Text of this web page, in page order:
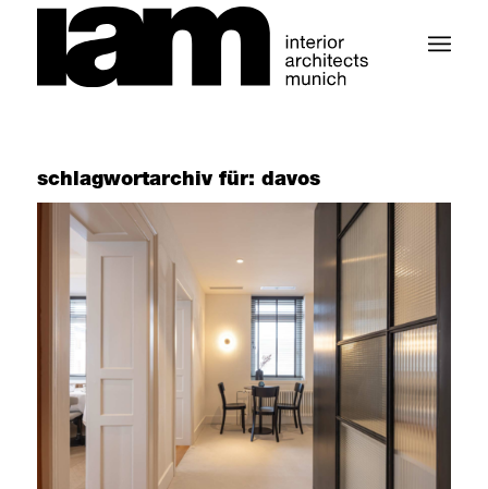
schlagwortarchiv für: davos